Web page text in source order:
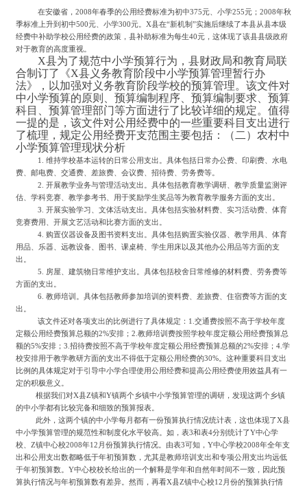
在安徽省， 2008年春季的公用经费标准为初中375元、小学255元；2008年秋
季标准上升到初中500元、小学300元。X县在“新机制”实施后继续了本县从县本级
经费中补助学校公用经费的政策，县补助标准为每生40元，这体现了该县县级政府
对于教育的高度重视。
X县为了规范中小学预算行为，县财政局和教育局联
合制订了《X县义务教育阶段中小学预算管理暂行办
法》，以加强对义务教育阶段学校的预算管理。该文件对
中小学预算的原则、预算编制程序、预算编制要求、预算
科目、预算管理部门等方面进行了比较详细的规定。值得
一提的是，该文件对公用经费中的一些重要科目支出进行
了梳理，规定公用经费开支范围主要包括：
（二）农村中
小学预算管理现状分析
1. 维持学校基本运转的日常公用支出。具体包括日常办公费、印刷费、水电
费、邮电费、交通费、差旅费、会议费、招待费、劳务费等。
2. 开展教学业务与管理活动支出。具体包括教育教学调研、教学质量监测评
估、学科竞赛、教学参考书、用于奖励学生奖品等为教育教学服务方面的支出。
3. 开展实验学习、文体活动支出。具体包括实验材料费、实习活动费、体育
竞赛费用、开展文艺活动和比赛方面的支出。
4. 购置仪器设备及图书资料支出。具体包括购置实验仪器、教学用具、体育
用品、乐器、远教设备、图书、课桌椅、学生用床以及其他办公用品等方面的支
出。
5. 房屋、建筑物日常维护支出。具体包括校舍日常维修的材料费、劳务费等
方面的支出。
6. 教师培训。具体包括教师参加培训的资料费、差旅费、住宿费等方面的支
出。
该文件还对各项支出的比例进行了具体规定： 1.交通费按照不高于学校年度
定额公用经费预算总额的2%安排；2.教师培训费按照学校年度定额公用经费预算总
额的5%安排；3.招待费按照不高于学校年度定额公用经费预算总额的2%安排；4.学
校安排用于教学教研方面的支出不得低于定额公用经费的30%。这种重要科目支出
比例的具体规定对于引导中小学合理使用公用经费和提高公用经费使用效益具有一
定的积极意义。
根据我们对X县Z镇和Y镇两个乡镇中小学预算管理的调研，发现这两个乡镇
的中小学都有比较完备和细致的预算报表。
此外，这两个镇的中小学每月都有一份预算执行情况统计表，这也体现了X县
中小学预算管理的规范性和制度化水平较高。如，表3和表4分别统计了Y中心学
校、Z镇中心校2008年12月份预算执行情况。由表3可知，Y中心学校2008年全年支
出和公用支出数都略低于年初预算数，尤其是教师培训支出和专项公用支出均远低
于年初预算数。Y中心校校长给出的一个解释是学年和自然年时间不一致，因此预
算执行情况与年初预算数有差异。然而，再看X县Z镇中心校12月份的预算执行情